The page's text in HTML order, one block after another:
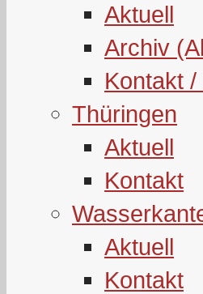
Aktuell
Archiv
Kontakt
Thüringen
Aktuell
Kontakt
Aktuell
Kontakt